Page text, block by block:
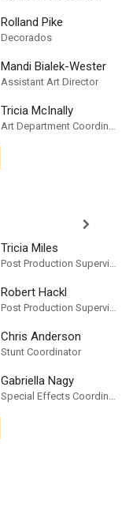
Rolland Pike
Decorados
Mandi Bialek-Wester
Assistant Art Director
Tricia McInally
Art Department Coordinator
Tricia Miles
Post Production Supervisor
Robert Hackl
Post Production Supervisor
Chris Anderson
Stunt Coordinator
Gabriella Nagy
Special Effects Coordinator